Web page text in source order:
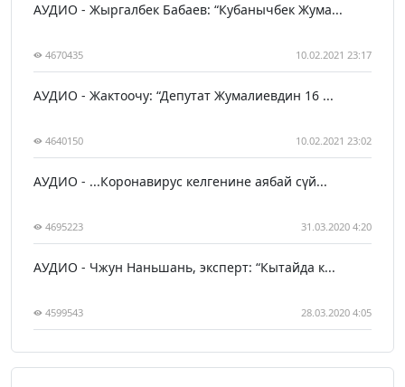
АУДИО - Жыргалбек Бабаев: “Кубанычбек Жума...
4670435 10.02.2021 23:17
АУДИО - Жактоочу: “Депутат Жумалиевдин 16 ...
4640150 10.02.2021 23:02
АУДИО - ...Коронавирус келгенине аябай сүй...
4695223 31.03.2020 4:20
АУДИО - Чжун Наньшань, эксперт: “Кытайда к...
4599543 28.03.2020 4:05